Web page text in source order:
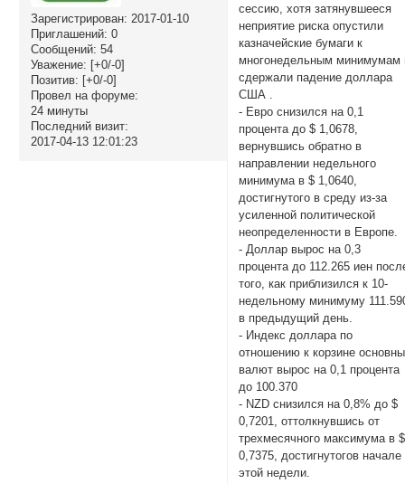
Зарегистрирован: 2017-01-10
Приглашений: 0
Сообщений: 54
Уважение: [+0/-0]
Позитив: [+0/-0]
Провел на форуме:
24 минуты
Последний визит:
2017-04-13 12:01:23
сессию, хотя затянувшееся
неприятие риска опустили
казначейские бумаги к
многонедельным минимумам
сдержали падение доллара
США .
- Евро снизился на 0,1
процента до $ 1,0678,
вернувшись обратно в
направлении недельного
минимума в $ 1,0640,
достигнутого в среду из-за
усиленной политической
неопределенности в Европе.
- Доллар вырос на 0,3
процента до 112.265 иен
того, как приблизился к 10-
недельному минимуму
в предыдущий день.
- Индекс доллара по
отношению к корзине
валют вырос на 0,1 процента
до 100.370
- NZD снизился на 0,8% до $
0,7201, оттолкнувшись от
трехмесячного максимума в $
0,7375, достигнутогов начале
этой недели.